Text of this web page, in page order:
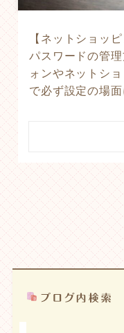
【ネットショッ
パスワードの管
ォンやネットシ
で必ず設定の場